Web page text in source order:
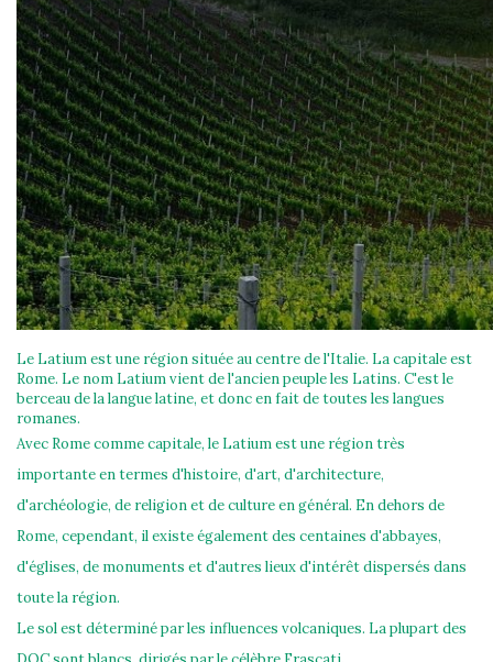
Le Latium est une région située au centre de l'Italie. La capitale est
Rome. Le nom Latium vient de l'ancien peuple les Latins. C'est le
berceau de la langue latine, et donc en fait de toutes les langues
romanes.
Avec Rome comme capitale, le Latium est une région très
importante en termes d'histoire, d'art, d'architecture,
d'archéologie, de religion et de culture en général. En dehors de
Rome, cependant, il existe également des centaines d'abbayes,
d'églises, de monuments et d'autres lieux d'intérêt dispersés dans
toute la région.
Le sol est déterminé par les influences volcaniques. La plupart des